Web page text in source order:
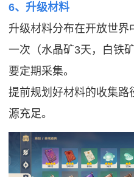
6、升级材料
升级材料分布在开放世
一次（水晶矿3天，白铁
要定期采集。
提前规划好材料的收集路
源充足。